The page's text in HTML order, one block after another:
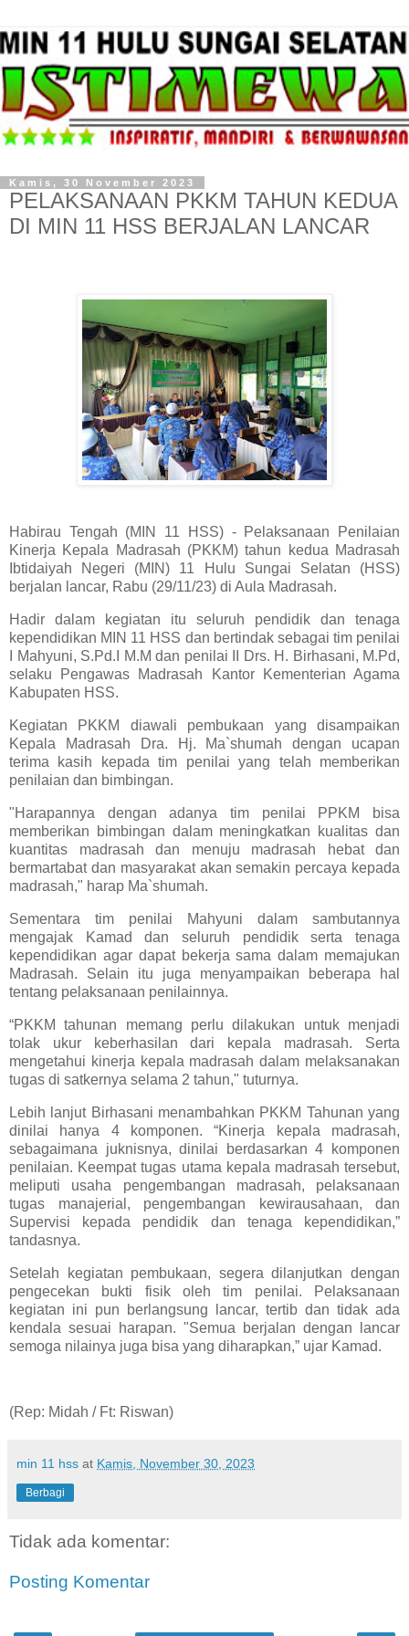
Kamis, 30 November 2023
PELAKSANAAN PKKM TAHUN KEDUA
DI MIN 11 HSS BERJALAN LANCAR
Habirau Tengah (MIN 11 HSS) - Pelaksanaan Penilaian
Kinerja Kepala Madrasah (PKKM) tahun kedua Madrasah
Ibtidaiyah Negeri (MIN) 11 Hulu Sungai Selatan (HSS)
berjalan lancar, Rabu (29/11/23) di Aula Madrasah.
Hadir dalam kegiatan itu seluruh pendidik dan tenaga
kependidikan MIN 11 HSS dan bertindak sebagai tim penilai
I Mahyuni, S.Pd.I M.M dan penilai II Drs. H. Birhasani, M.Pd,
selaku Pengawas Madrasah Kantor Kementerian Agama
Kabupaten HSS.
Kegiatan PKKM diawali pembukaan yang disampaikan
Kepala Madrasah Dra. Hj. Ma`shumah dengan ucapan
terima kasih kepada tim penilai yang telah memberikan
penilaian dan bimbingan.
"Harapannya dengan adanya tim penilai PPKM bisa
memberikan bimbingan dalam meningkatkan kualitas dan
kuantitas madrasah dan menuju madrasah hebat dan
bermartabat dan masyarakat akan semakin percaya kepada
madrasah," harap Ma`shumah.
Sementara tim penilai Mahyuni dalam sambutannya
mengajak Kamad dan seluruh pendidik serta tenaga
kependidikan agar dapat bekerja sama dalam memajukan
Madrasah. Selain itu juga menyampaikan beberapa hal
tentang pelaksanaan penilainnya.
“PKKM tahunan memang perlu dilakukan untuk menjadi
tolak ukur keberhasilan dari kepala madrasah. Serta
mengetahui kinerja kepala madrasah dalam melaksanakan
tugas di satkernya selama 2 tahun," tuturnya.
Lebih lanjut Birhasani menambahkan PKKM Tahunan yang
dinilai hanya 4 komponen. “Kinerja kepala madrasah,
sebagaimana juknisnya, dinilai berdasarkan 4 komponen
penilaian. Keempat tugas utama kepala madrasah tersebut,
meliputi usaha pengembangan madrasah, pelaksanaan
tugas manajerial, pengembangan kewirausahaan, dan
Supervisi kepada pendidik dan tenaga kependidikan,”
tandasnya.
Setelah kegiatan pembukaan, segera dilanjutkan dengan
pengecekan bukti fisik oleh tim penilai. Pelaksanaan
kegiatan ini pun berlangsung lancar, tertib dan tidak ada
kendala sesuai harapan. "Semua berjalan dengan lancar
semoga nilainya juga bisa yang diharapkan,” ujar Kamad.
(Rep: Midah / Ft: Riswan)
min 11 hss at Kamis, November 30, 2023
Berbagi
Tidak ada komentar:
Posting Komentar